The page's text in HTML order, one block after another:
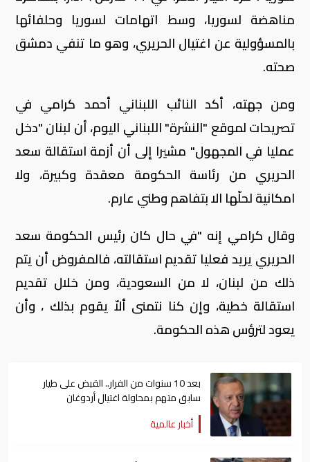
مناهضة لسوريا، وسط اتهامات لسوريا وحلفائها
بالمسؤولية عن اغتيال الحريري، وهو ما تنفي دمشق
صحته.
ومن جهته، أكد النائب اللبناني أحمد كرامي في
تصريحات لموقع "النشرة" اللبناني اليوم، أن لبنان "دخل
عمليا في المجهول" مشيرا إلى أن أزمة استقالة سعد
الحريري من رئاسة الحكومة معقدة وكبيرة، ولا
امكانية لحلّها الا بتفاهم وطني عارم.
وقال كرامي إنه "في حال كان رئيس الحكومة سعد
الحريري يريد فعليا تقديم استقالته، فالمفروض أن يتم
ذلك من لبنان، لا من السعودية، ومن خلال تقديم
استقالة خطية، وإن كنا نتمنى ألاّ يقوم بذلك ، وأن
يعود لترؤس هذه الحكومة.
بعد 10 سنوات من الفرار.. القبض على طيار
سابق متهم بمحاولة اغتيال أردوغان
أخبار عالمية